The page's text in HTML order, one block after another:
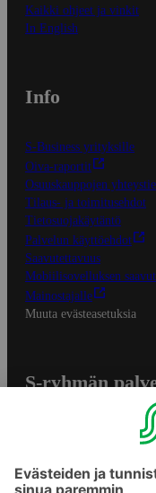
Kaikki ohjeet ja vinkit
In English
Info
S-Business yrityksille
Oiva-raportit
Osuuskauppojen
Tilaus- ja toimitusehdot
Tietosuojakäytäntö
Palvelun käyttöehdot
Saavutettavuus
Mobiilisovelluksen
Mainostajalle
Muuta evästeasetuksia
S-ryhmän
Yhteishyvä Ruoka -